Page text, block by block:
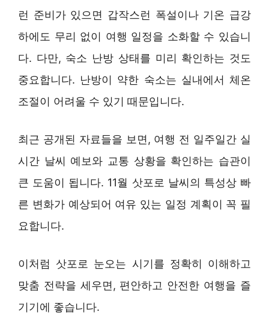
런 준비가 있으면 갑작스런 폭설이나 기온 급강
하에도 무리 없이 여행 일정을 소화할 수 있습니
다. 다만, 숙소 난방 상태를 미리 확인하는 것도
중요합니다. 난방이 약한 숙소는 실내에서 체온
조절이 어려울 수 있기 때문입니다.
최근 공개된 자료들을 보면, 여행 전 일주일간 실
시간 날씨 예보와 교통 상황을 확인하는 습관이
큰 도움이 됩니다. 11월 삿포로 날씨의 특성상 빠
른 변화가 예상되어 여유 있는 일정 계획이 꼭 필
요합니다.
이처럼 삿포로 눈오는 시기를 정확히 이해하고
맞춤 전략을 세우면, 편안하고 안전한 여행을 즐
기기에 좋습니다.